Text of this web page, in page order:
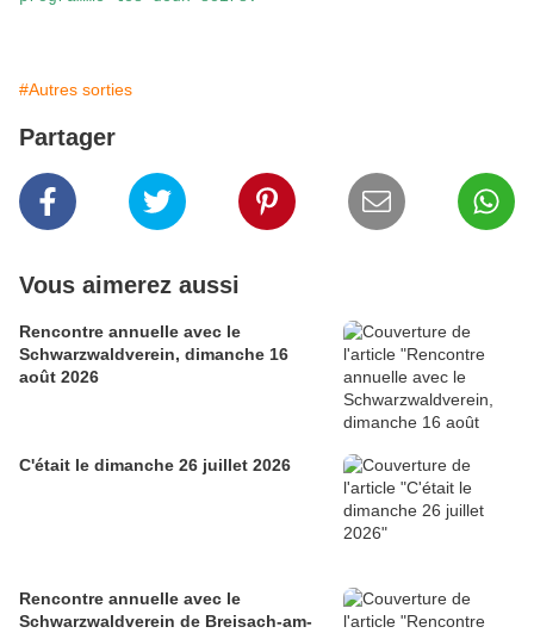
#Autres sorties
Partager
Vous aimerez aussi
Rencontre annuelle avec le
Schwarzwaldverein, dimanche 16
août 2026
C'était le dimanche 26 juillet 2026
Rencontre annuelle avec le
Schwarzwaldverein de Breisach-am-